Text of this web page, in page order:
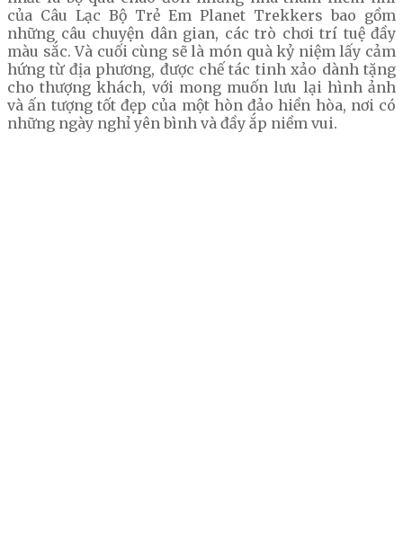
của Câu Lạc Bộ Trẻ Em Planet Trekkers bao gồm
những câu chuyện dân gian, các trò chơi trí tuệ đầy
màu sắc. Và cuối cùng sẽ là món quà kỷ niệm lấy cảm
hứng từ địa phương, được chế tác tinh xảo dành tặng
cho thượng khách, với mong muốn lưu lại hình ảnh
và ấn tượng tốt đẹp của một hòn đảo hiền hòa, nơi có
những ngày nghỉ yên bình và đầy ắp niềm vui.